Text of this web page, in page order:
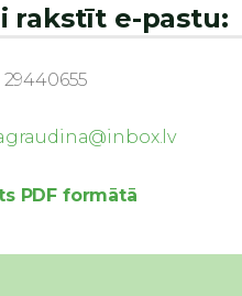
rakstīt e-pastu:
29440655
PDF formātā